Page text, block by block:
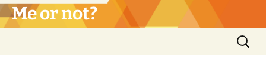
Vai
al Me or not?
Ricerca
per: